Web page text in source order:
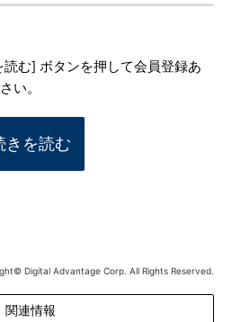
む] ボタンを押して会員登録あ
い。
きを読む
Digital Advantage Corp. All Rights Reserved.
関連情報